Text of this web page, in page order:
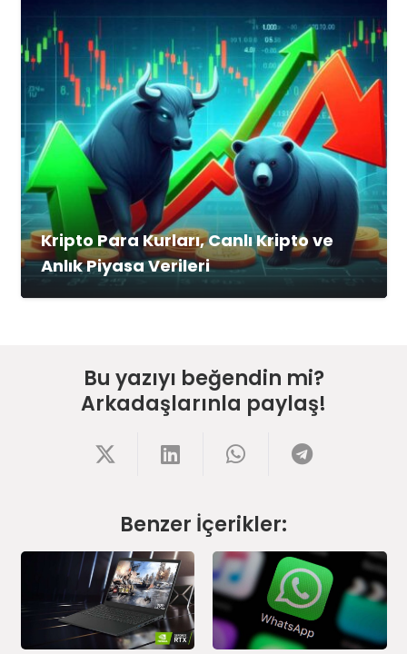
Kripto Para Kurları, Canlı Kripto ve
Anlık Piyasa Verileri
Bu yazıyı beğendin mi?
Arkadaşlarınla paylaş!
Benzer İçerikler: